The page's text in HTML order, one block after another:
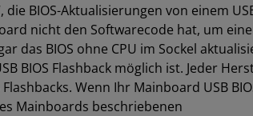
BIOS-Aktualisierungen von einem
nicht den Softwarecode hat, um
das BIOS ohne CPU im Sockel
BIOS Flashback möglich ist. Jeder
Wenn Ihr Mainboard USB
Mainboards beschriebenen